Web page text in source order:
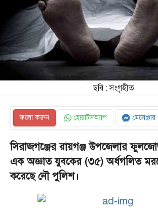
ছবি : সংগৃহীত
ফলো করুন হোয়াটসঅ্যাপ মেসেঞ্জার
সিরাজগঞ্জের রায়গঞ্জ উপজেলার
এক অজ্ঞাত যুবকের (৩৫) অর্ধগলিত
করেছে নৌ পুলিশ।